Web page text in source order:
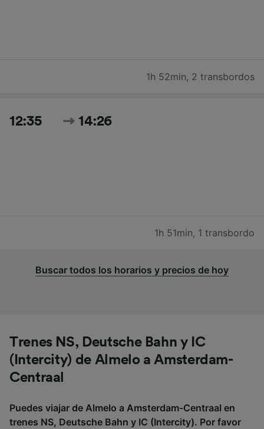
1h 52min, 2 transbordos
12:35 14:26
1h 51min, 1 transbordo
Buscar todos los horarios y precios de hoy
Trenes NS, Deutsche Bahn y IC
(Intercity) de Almelo a Amsterdam-
Centraal
Puedes viajar de Almelo a Amsterdam-Centraal en
trenes NS, Deutsche Bahn y IC (Intercity). Por favor